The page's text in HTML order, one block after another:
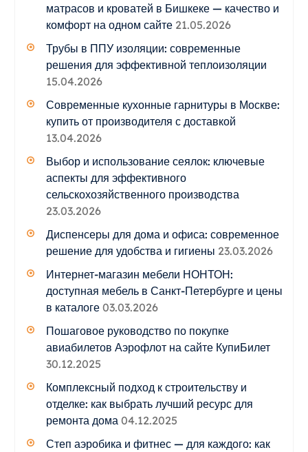
матрасов и кроватей в Бишкеке — качество и
комфорт на одном сайте 21.05.2026
Трубы в ППУ изоляции: современные
решения для эффективной теплоизоляции
15.04.2026
Современные кухонные гарнитуры в Москве:
купить от производителя с доставкой
13.04.2026
Выбор и использование сеялок: ключевые
аспекты для эффективного
сельскохозяйственного производства
23.03.2026
Диспенсеры для дома и офиса: современное
решение для удобства и гигиены 23.03.2026
Интернет-магазин мебели НОНТОН:
доступная мебель в Санкт-Петербурге и цены
в каталоге 03.03.2026
Пошаговое руководство по покупке
авиабилетов Аэрофлот на сайте КупиБилет
30.12.2025
Комплексный подход к строительству и
отделке: как выбрать лучший ресурс для
ремонта дома 04.12.2025
Степ аэробика и фитнес — для каждого: как